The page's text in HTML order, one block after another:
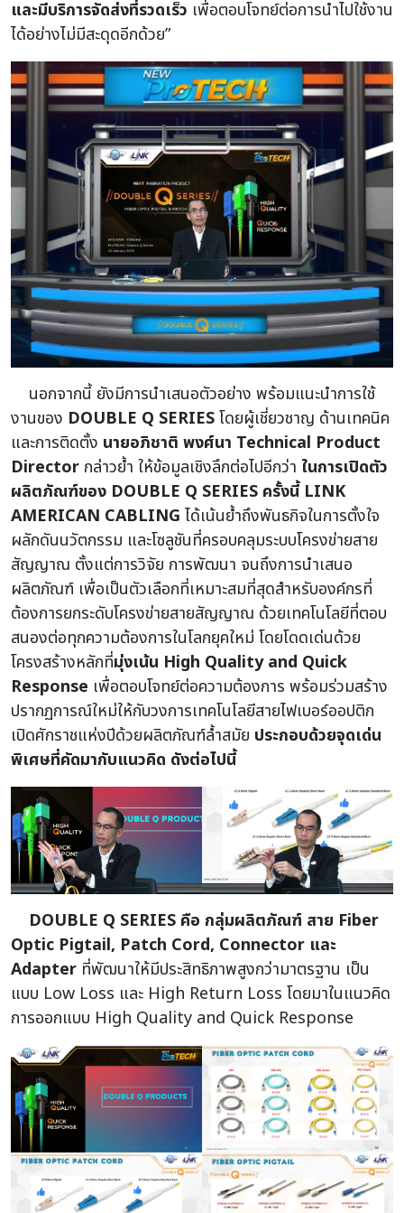
และมีบริการจัดส่งที่รวดเร็ว เพื่อตอบโจทย์ต่อการนำไปใช้งาน
ได้อย่างไม่มีสะดุดอีกด้วย”
นอกจากนี้ ยังมีการนำเสนอตัวอย่าง พร้อมแนะนำการใช้
งานของ DOUBLE Q SERIESโดยผู้เชี่ยวชาญ ด้านเทคนิค
และการติดตั้ง นายอภิชาติ พงศ์นา Technical Product
Director กล่าวย้ำ ให้ข้อมูลเชิงลึกต่อไปอีกว่า ในการเปิดตัว
ผลิตภัณฑ์ของ DOUBLE Q SERIES ครั้งนี้ LINK
AMERICAN CABLING ได้เน้นย้ำถึงพันธกิจในการตั้งใจ
ผลักดันนวัตกรรม และโซลูชันที่ครอบคลุมระบบโครงข่ายสาย
สัญญาณ ตั้งแต่การวิจัย การพัฒนา จนถึงการนำเสนอ
ผลิตภัณฑ์ เพื่อเป็นตัวเลือกที่เหมาะสมที่สุดสำหรับองค์กรที่
ต้องการยกระดับโครงข่ายสายสัญญาณ ด้วยเทคโนโลยีที่ตอบ
สนองต่อทุกความต้องการในโลกยุคใหม่ โดยโดดเด่นด้วย
โครงสร้างหลักที่มุ่งเน้น High Quality and Quick
Response เพื่อตอบโจทย์ต่อความต้องการ พร้อมร่วมสร้าง
ปรากฏการณ์ใหม่ให้กับวงการเทคโนโลยีสายไฟเบอร์ออปติก
เปิดศักราชแห่งปีด้วยผลิตภัณฑ์ล้ำสมัย ประกอบด้วยจุดเด่น
พิเศษที่คัดมากับแนวคิด ดังต่อไปนี้
DOUBLE Q SERIES คือ กลุ่มผลิตภัณฑ์ สาย Fiber
Optic Pigtail, Patch Cord, Connector และ
Adapter ที่พัฒนาให้มีประสิทธิภาพสูงกว่ามาตรฐาน เป็น
แบบ Low Loss และ High Return Loss โดยมาในแนวคิด
การออกแบบ High Quality and Quick Response